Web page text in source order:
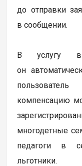
до отправки
в сообщении.
В услугу
он
компенсацию
многодетные
педагоги в
льготники.